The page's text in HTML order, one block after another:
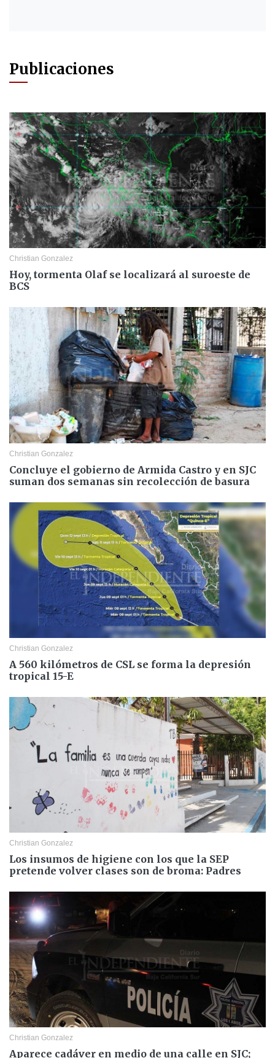
Publicaciones
Christian Gonzalez
Hoy, tormenta Olaf se localizará al suroeste de
BCS
Christian Gonzalez
Concluye el gobierno de Armida Castro y en SJC
suman dos semanas sin recolección de basura
Christian Gonzalez
A 560 kilómetros de CSL se forma la depresión
tropical 15-E
Christian Gonzalez
Los insumos de higiene con los que la SEP
pretende volver clases son de broma: Padres
Christian Gonzalez
Aparece cadáver en medio de una calle en SJC;